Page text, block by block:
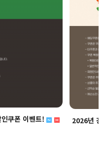
인쿠폰 이벤트! 2026년 강